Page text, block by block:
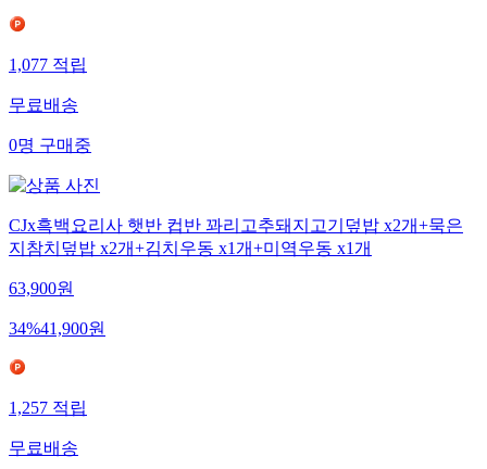
1,077적립
무료배송
0명구매중
CJx흑백요리사 햇반 컵반 꽈리고추돼지고기덮밥 x2개+묵은
지참치덮밥 x2개+김치우동 x1개+미역우동 x1개
63,900원
34%41,900원
1,257적립
무료배송